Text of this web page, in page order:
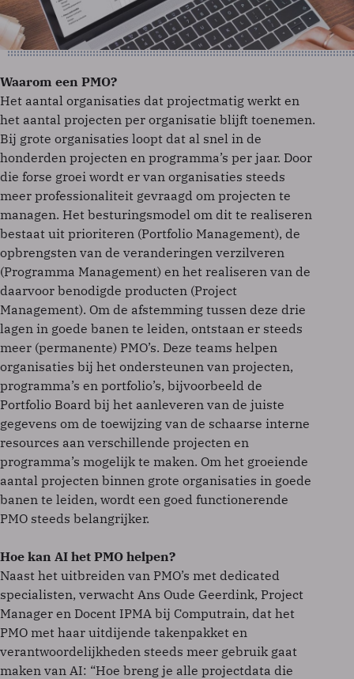
Waarom een PMO?
Het aantal organisaties dat projectmatig werkt en
het aantal projecten per organisatie blijft toenemen.
Bij grote organisaties loopt dat al snel in de
honderden projecten en programma’s per jaar. Door
die forse groei wordt er van organisaties steeds
meer professionaliteit gevraagd om projecten te
managen. Het besturingsmodel om dit te realiseren
bestaat uit prioriteren (Portfolio Management), de
opbrengsten van de veranderingen verzilveren
(Programma Management) en het realiseren van de
daarvoor benodigde producten (Project
Management). Om de afstemming tussen deze drie
lagen in goede banen te leiden, ontstaan er steeds
meer (permanente) PMO’s. Deze teams helpen
organisaties bij het ondersteunen van projecten,
programma’s en portfolio’s, bijvoorbeeld de
Portfolio Board bij het aanleveren van de juiste
gegevens om de toewijzing van de schaarse interne
resources aan verschillende projecten en
programma’s mogelijk te maken. Om het groeiende
aantal projecten binnen grote organisaties in goede
banen te leiden, wordt een goed functionerende
PMO steeds belangrijker.
Hoe kan AI het PMO helpen?
Naast het uitbreiden van PMO’s met dedicated
specialisten, verwacht Ans Oude Geerdink, Project
Manager en Docent IPMA bij Computrain, dat het
PMO met haar uitdijende takenpakket en
verantwoordelijkheden steeds meer gebruik gaat
maken van AI: “Hoe breng je alle projectdata die